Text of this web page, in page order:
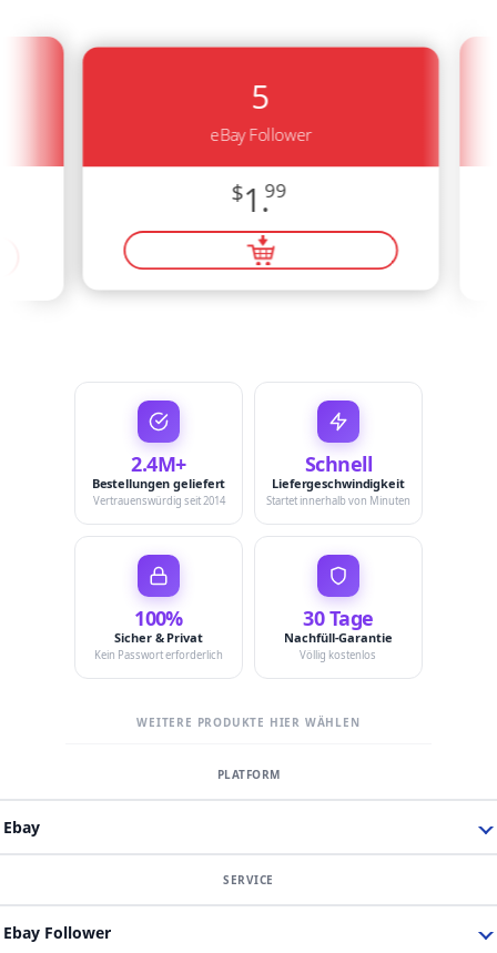
5
eBay Follower
$1.99
2.4M+
Bestellungen geliefert
Vertrauenswürdig seit 2014
Schnell
Liefergeschwindigkeit
Startet innerhalb von Minuten
100%
Sicher & Privat
Kein Passwort erforderlich
30 Tage
Nachfüll-Garantie
Völlig kostenlos
WEITERE PRODUKTE HIER WÄHLEN
Ebay
Ebay Follower